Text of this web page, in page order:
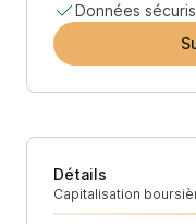
Données
Détails
Capitalisation